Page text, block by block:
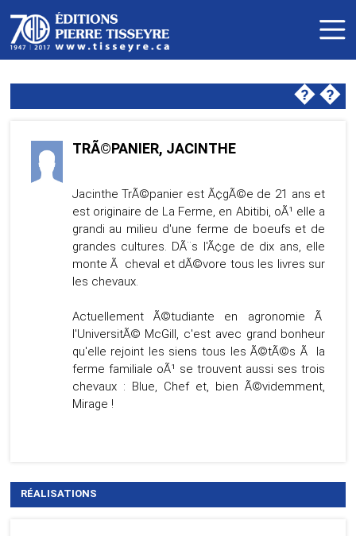
��
TRÃ©PANIER, JACINTHE
Jacinthe TrÃ©panier est Ã¢gÃ©e de 21 ans et
est originaire de La Ferme, en Abitibi, oÃ¹ elle a
grandi au milieu d'une ferme de boeufs et de
grandes cultures. DÃ¨s l'Ã¢ge de dix ans, elle
monte Ã cheval et dÃ©vore tous les livres sur
les chevaux.
Actuellement Ã©tudiante en agronomie Ã
l'UniversitÃ© McGill, c'est avec grand bonheur
qu'elle rejoint les siens tous les Ã©tÃ©s Ã la
ferme familiale oÃ¹ se trouvent aussi ses trois
chevaux : Blue, Chef et, bien Ã©videmment,
Mirage !
RÉALISATIONS